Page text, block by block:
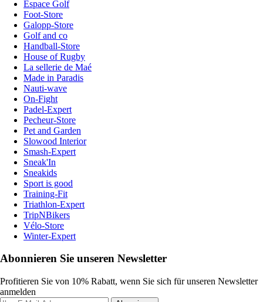
Espace Golf
Foot-Store
Galopp-Store
Golf and co
Handball-Store
House of Rugby
La sellerie de Maé
Made in Paradis
Nauti-wave
On-Fight
Padel-Expert
Pecheur-Store
Pet and Garden
Slowood Interior
Smash-Expert
Sneak'In
Sneakids
Sport is good
Training-Fit
Triathlon-Expert
TripNBikers
Vélo-Store
Winter-Expert
Abonnieren Sie unseren Newsletter
Profitieren Sie von 10% Rabatt, wenn Sie sich für unseren Newsletter
anmelden